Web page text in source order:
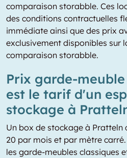
comparaison storabble. Ces
des conditions contractuelles
immédiate ainsi que des prix
exclusivement disponibles sur
comparaison storabble.
Prix garde-
est le tarif d'un
stockage à
Un box de stockage à Pratteln
20 par mois et par mètre
les garde-meubles classiques